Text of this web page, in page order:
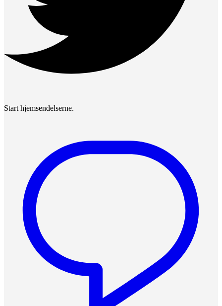
Start hjemsendelserne.